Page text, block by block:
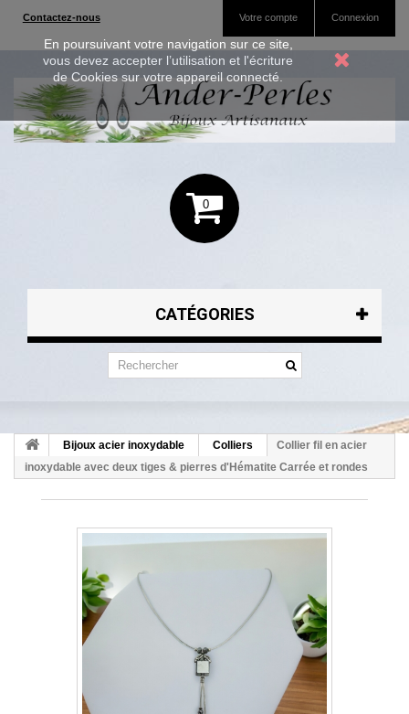
En poursuivant votre navigation sur ce site,
vous devez accepter l’utilisation et l'écriture
de Cookies sur votre appareil connecté.
Connexion
Votre compte
Contactez-nous
0
CATÉGORIES
Bijoux acier inoxydable Colliers
Collier fil en acier
inoxydable avec deux tiges & pierres d'Hématite Carrée et rondes